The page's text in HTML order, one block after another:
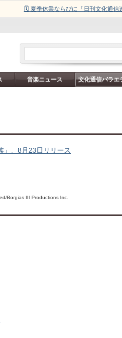
🗓️ 夏季休業ならびに「日刊文化通信
音楽ニュース 文化通信バラエ
」、8月23日リリース
Borgias III Productions Inc.